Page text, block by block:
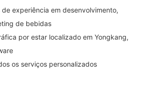
experiência em desenvolvimento,
de bebidas
por estar localizado em Yongkang,
os serviços personalizados